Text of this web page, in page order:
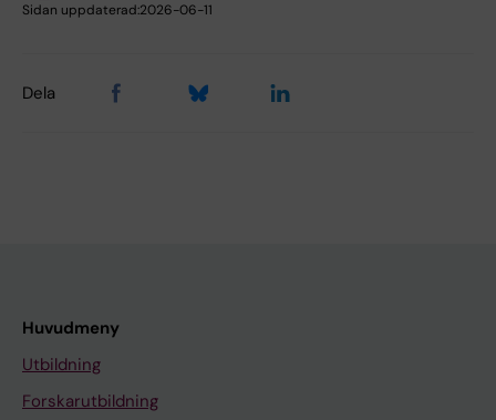
Sidan uppdaterad:2026-06-11
Dela
Huvudmeny
Utbildning
Forskarutbildning